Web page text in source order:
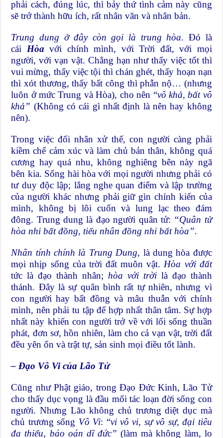
phải cách, đúng lúc, thì bảy thứ tình cảm này cũng
sẽ trở thành hữu ích, rất nhân văn và nhân bản.
Trung dung ở đây còn gọi là trung hòa. Đó là
cái Hòa với chính mình, với Trời đất, với mọi
người, với vạn vật. Chẳng hạn như thấy việc tốt thì
vui mừng, thấy việc tội thì chán ghét, thấy hoạn nạn
thì xót thương, thấy bất công thì phẫn nộ… (nhưng
luôn ở mức Trung và Hòa), cho nên “vô khả, bất vô
khả” (Không có cái gì nhất định là nên hay không
nên).
Trong việc đối nhân xử thế, con người càng phải
kiềm chế cảm xúc và làm chủ bản thân, không quá
cương hay quá nhu, không nghiêng bên này ngã
bên kia. Sống hài hòa với mọi người nhưng phải có
tư duy độc lập; lắng nghe quan điểm và lập trường
của người khác nhưng phải giữ gìn chính kiến của
mình, không bị lôi cuốn và lung lạc theo đám
đông. Trung dung là đạo người quân tử: “Quân tử
hòa nhi bất đồng, tiểu nhân đồng nhi bất hòa”.
Nhân tính chính là Trung Dung, là dung hòa được
mọi nhịp sống của trời đất muôn vật. Hòa với đất
tức là đạo thành nhân; hòa với trờilà đạo thành
thánh. Đây là sự quân bình rất tự nhiên, nhưng vì
con người hay bất đồng và mâu thuẫn với chính
mình, nên phải tu tập để hợp nhất thân tâm. Sự hợp
nhất này khiến con người trở về với lối sống thuần
phát, đơn sơ, hồn nhiên, làm cho cả vạn vật, trời đất
đều yên ổn và trật tự, sản sinh mọi điều tốt lành.
– Đạo Vô Vi của Lão Tử
Cũng như Phật giáo, trong Đạo Đức Kinh, Lão Tử
cho thấy dục vọng là đầu mối tác loạn đời sống con
người. Nhưng Lão không chủ trương diệt dục mà
chủ trương sống Vô Vi: “vi vô vi, sự vô sự, đại tiêu
đa thiểu, báo oán dĩ đức” (làm mà không làm, lo